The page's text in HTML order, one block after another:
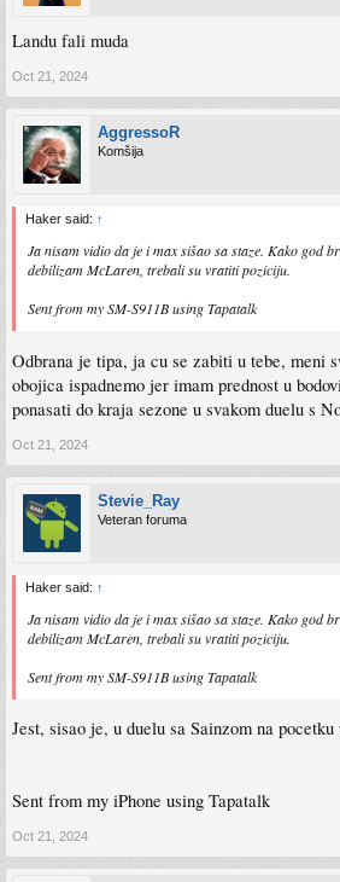
Landu fali muda
Oct 21, 2024
AggressoR
Komšija
Haker said: ↑
Ja nisam vidio da je i max sišao sa staze. Kako god
debilizam McLaren, trebali su vratiti poziciju.
Sent from my SM-S911B using Tapatalk
Odbrana je tipa, ja cu se zabiti u tebe, meni
obojica ispadnemo jer imam prednost u
ponasati do kraja sezone u svakom duelu s
Oct 21, 2024
Stevie_Ray
Veteran foruma
Haker said: ↑
Ja nisam vidio da je i max sišao sa staze. Kako god
debilizam McLaren, trebali su vratiti poziciju.
Sent from my SM-S911B using Tapatalk
Jest, sisao je, u duelu sa Sainzom na pocetku
Sent from my iPhone using Tapatalk
Oct 21, 2024